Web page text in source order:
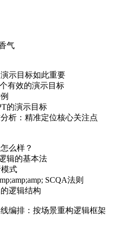
气
示目标如此重要
有效的演示目标
的演示目标
析：精准定位核心关注点
么样？
辑的基本法
式
SCQA法则
逻辑结构
编排：按场景重构逻辑框架